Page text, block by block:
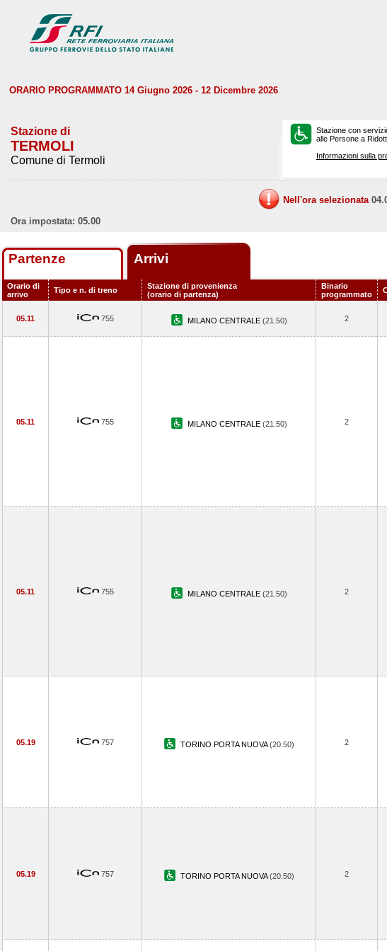
ORARIO PROGRAMMATO 14 Giugno 2026 - 12 Dicembre 2026
Stazione di
TERMOLI
Comune di Termoli
Stazione con
alle Persone a
Informazioni sulla
Nell'ora selezionata
Ora impostata: 05.00
Partenze Arrivi
Orario di
arrivo
Tipo e n. di treno
Stazione di provenienza
(orario di partenza)
Binario
programmato
05.11 755 MILANO CENTRALE (21.50) 2
05.11 755 MILANO CENTRALE (21.50) 2
05.11 755 MILANO CENTRALE (21.50) 2
05.19 757 TORINO PORTA NUOVA(20.50) 2
05.19 757 TORINO PORTA NUOVA(20.50) 2